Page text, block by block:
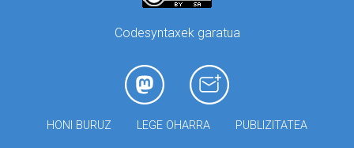
Codesyntaxek garatua
HONI BURUZ LEGE OHARRA PUBLIZITATEA